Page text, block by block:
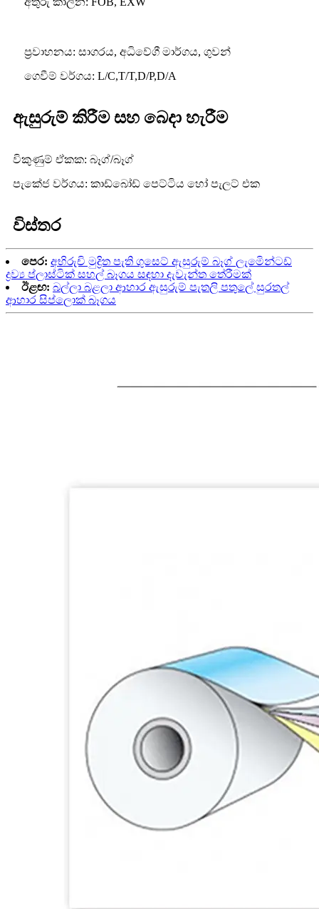
ප්‍රවාහනය: සාගරය, අධිවේගී මාර්ගය, ගුවන්
ගෙවීම් වර්ගය: L/C,T/T,D/P,D/A
ඇසුරුම් කිරීම සහ බෙදා හැරීම
විකුණුම් ඒකක: බෑග්/බෑග්
පැකේජ වර්ගය: කාඩ්බෝඩ් පෙට්ටිය හෝ පැලට් එක
විස්තර
පෙර: අභිරුචි මුද්‍රිත පැති ගුසෙට් ඇසුරුම් බෑග් ලැමිෙන්ටඩ්
ද්‍රව්‍ය ප්ලාස්ටික් සහල් බෑගය සඳහා දැවැන්ත තේරීමක්
ඊළඟ: බල්ලා බළලා ආහාර ඇසුරුම් පැතලි පතුලේ සුරතල්
ආහාර සිප්ලොක් බෑගය